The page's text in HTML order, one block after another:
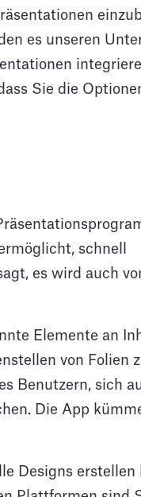
es unseren
Sie die
schnell
es wird auch
Elemente an
von Folien
Benutzern, sich
Die App
Designs erstellen